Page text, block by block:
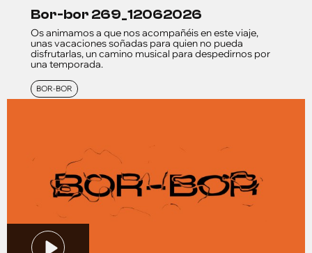
bor-bor 269_12062026
Os animamos a que nos acompañéis en este viaje,
unas vacaciones soñadas para quien no pueda
disfrutarlas, un camino musical para despedirnos por
una temporada.
BOR-BOR